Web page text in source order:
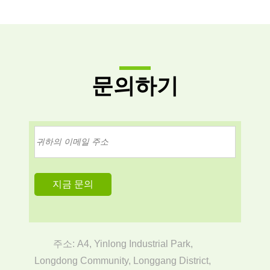
문의하기
주소: A4, Yinlong Industrial Park,
Longdong Community, Longgang District,